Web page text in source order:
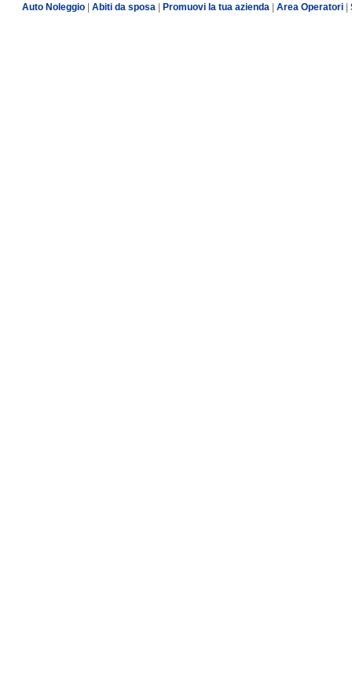
Auto Noleggio Abiti da sposa Promuovi la tua azienda Area Operatori